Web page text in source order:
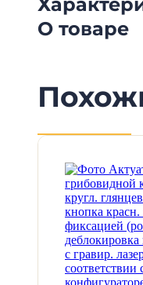
О товаре